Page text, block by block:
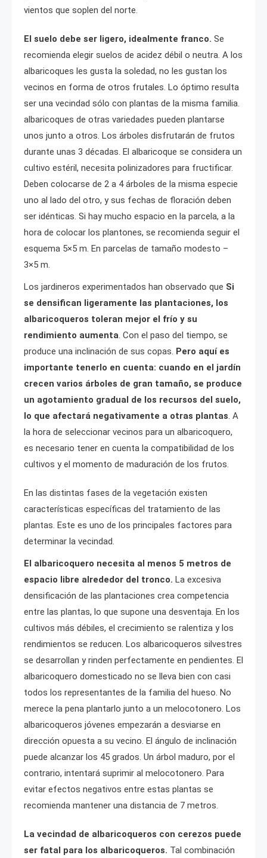
vientos que soplen del norte.
El suelo debe ser ligero, idealmente franco. Se
recomienda elegir suelos de acidez débil o neutra. A los
albaricoques les gusta la soledad, no les gustan los
vecinos en forma de otros frutales. Lo óptimo resulta
ser una vecindad sólo con plantas de la misma familia.
albaricoques de otras variedades pueden plantarse
unos junto a otros. Los árboles disfrutarán de frutos
durante unas 3 décadas. El albaricoque se considera un
cultivo estéril, necesita polinizadores para fructificar.
Deben colocarse de 2 a 4 árboles de la misma especie
uno al lado del otro, y sus fechas de floración deben
ser idénticas. Si hay mucho espacio en la parcela, a la
hora de colocar los plantones, se recomienda seguir el
esquema 5×5 m. En parcelas de tamaño modesto –
3×5 m.
Los jardineros experimentados han observado que Si
se densifican ligeramente las plantaciones, los
albaricoqueros toleran mejor el frío y su
rendimiento aumenta. Con el paso del tiempo, se
produce una inclinación de sus copas. Pero aquí es
importante tenerlo en cuenta: cuando en el jardín
crecen varios árboles de gran tamaño, se produce
un agotamiento gradual de los recursos del suelo,
lo que afectará negativamente a otras plantas. A
la hora de seleccionar vecinos para un albaricoquero,
es necesario tener en cuenta la compatibilidad de los
cultivos y el momento de maduración de los frutos.
En las distintas fases de la vegetación existen
características específicas del tratamiento de las
plantas. Este es uno de los principales factores para
determinar la vecindad.
El albaricoquero necesita al menos 5 metros de
espacio libre alrededor del tronco. La excesiva
densificación de las plantaciones crea competencia
entre las plantas, lo que supone una desventaja. En los
cultivos más débiles, el crecimiento se ralentiza y los
rendimientos se reducen. Los albaricoqueros silvestres
se desarrollan y rinden perfectamente en pendientes. El
albaricoquero domesticado no se lleva bien con casi
todos los representantes de la familia del hueso. No
merece la pena plantarlo junto a un melocotonero. Los
albaricoqueros jóvenes empezarán a desviarse en
dirección opuesta a su vecino. El ángulo de inclinación
puede alcanzar los 45 grados. Un árbol maduro, por el
contrario, intentará suprimir al melocotonero. Para
evitar efectos negativos entre estas plantas se
recomienda mantener una distancia de 7 metros.
La vecindad de albaricoqueros con cerezos puede
ser fatal para los albaricoqueros. Tal combinación